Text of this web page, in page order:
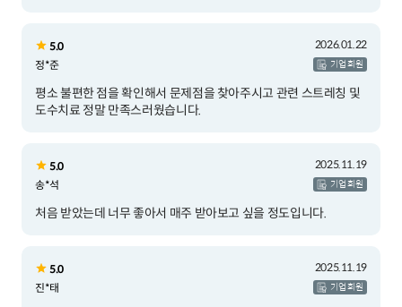
5.0
2026.01.22
정*준
기업 회원
평소 불편한 점을 확인해서 문제점을 찾아주시고 관련 스트레칭 및
도수치료 정말 만족스러웠습니다.
5.0
2025.11.19
송*석
기업 회원
처음 받았는데 너무 좋아서 매주 받아보고 싶을 정도입니다.
5.0
2025.11.19
진*태
기업 회원